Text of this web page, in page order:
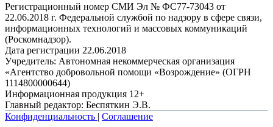
Регистрационный номер СМИ Эл № ФС77-73043 от
22.06.2018 г. Федеральной службой по надзору в сфере связи,
информационных технологий и массовых коммуникаций
(Роскомнадзор).
Дата регистрации 22.06.2018
Учредитель: Автономная некоммерческая организация
«Агентство добровольной помощи «Возрождение» (ОГРН
1114800000644)
Информационная продукция 12+
Главный редактор: Беспяткин Э.В.
Конфиденциальность | Соглашение